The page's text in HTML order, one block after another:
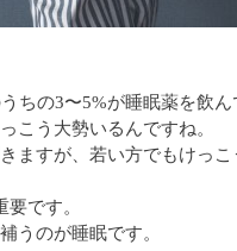
ちの3〜5%が睡眠薬を飲ん
こう大勢いるんですね。
すが、若い方でもけっこ
です。
うのが睡眠です。